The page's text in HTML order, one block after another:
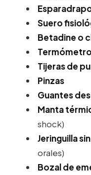
Suero
Betadine o
Tijeras de
Pinzas
Guantes
Manta
shock)
Jeringuilla
orales)
Bozal de